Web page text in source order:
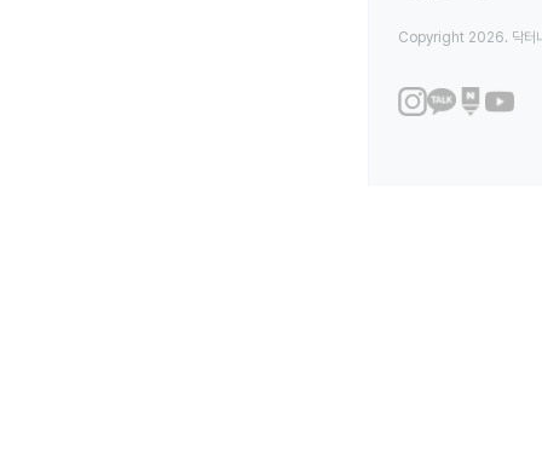
Copyright 2026. 닥터